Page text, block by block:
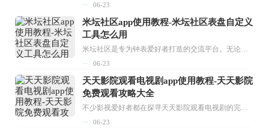
06-23
米坛社区app使用教程-米坛社区表盘自定义
工具怎么用
米坛社区是专为钟表爱好者打造的交流平台。无论你是初涉钟表领域的普通爱好者，还是拥有多年收藏经验的资深玩家，都能在此找到属于自己的天地。 无需注册，就能轻松参与其中。通过专业的讨论论坛与丰富的交互功能，你可与世界各地的钟表爱好者畅快交流。若你钟情于钟表，米坛社区无疑是值得一试的理想之选。在这里，你能获取最新的手表资讯，交流见解，提升鉴赏品味，让每一块手表都成为收藏故事中重要的一部分。感兴趣的朋友，不要错过下载机会。...
06-23
天天影院观看电视剧app使用教程-天天影院
免费观看攻略大全
不少影视爱好者都在探寻天天影院观看电视剧的完整方法，结合最新平台使用规则，本篇新手入门攻略全面讲解观看渠道、检索流程、播放设置以及画面模式调整等实用内容。全文适配手机、电脑等主流设备，步骤简洁易懂，无论是初次使用的新手，还是想要优化观影体验的用户，都能参照内容快速上手，熟练掌握平台各项操作技巧，轻松畅享影视内容。...
06-23